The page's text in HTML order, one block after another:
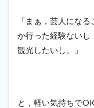
「まぁ，芸人にな
か行った経験ないし
観光したいし。」
と，軽い気持ちで